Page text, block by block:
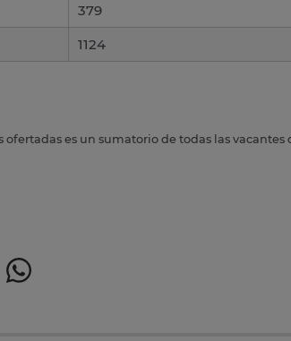
379
1124
es un sumatorio de todas las vacantes